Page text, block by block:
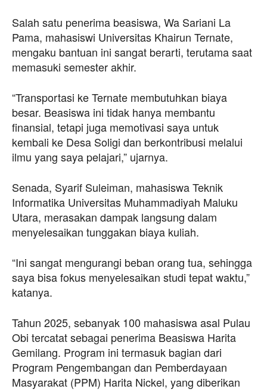
Salah satu penerima beasiswa, Wa Sariani La
Pama, mahasiswi Universitas Khairun Ternate,
mengaku bantuan ini sangat berarti, terutama saat
memasuki semester akhir.
“Transportasi ke Ternate membutuhkan biaya
besar. Beasiswa ini tidak hanya membantu
finansial, tetapi juga memotivasi saya untuk
kembali ke Desa Soligi dan berkontribusi melalui
ilmu yang saya pelajari,” ujarnya.
Senada, Syarif Suleiman, mahasiswa Teknik
Informatika Universitas Muhammadiyah Maluku
Utara, merasakan dampak langsung dalam
menyelesaikan tunggakan biaya kuliah.
“Ini sangat mengurangi beban orang tua, sehingga
saya bisa fokus menyelesaikan studi tepat waktu,”
katanya.
Tahun 2025, sebanyak 100 mahasiswa asal Pulau
Obi tercatat sebagai penerima Beasiswa Harita
Gemilang. Program ini termasuk bagian dari
Program Pengembangan dan Pemberdayaan
Masyarakat (PPM) Harita Nickel, yang diberikan